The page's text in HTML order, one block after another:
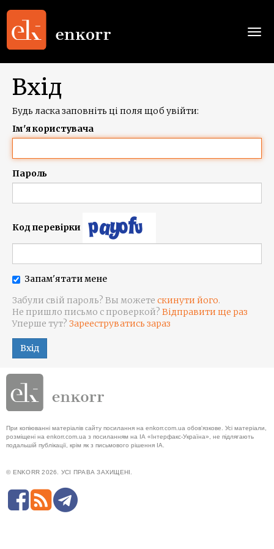
Вхід
Будь ласка заповніть ці поля щоб увійти:
Ім'я користувача
Пароль
Код перевірки
Запам'ятати мене
Забули свій пароль? Вы можете скинути його.
Не пришло письмо с проверкой? Відправити ще раз
Уперше тут? Зарееструватись зараз
Вхід
При копіюванні матеріалів сайту посилання на enkorr.com.ua обов'язкове. Усі матеріали,
розміщені на enkorr.com.ua з посиланням на ІА «Інтерфакс-Україна», не підлягають
подальшій публікації, крім як з письмового рішення ІА.
© ENKORR 2026. УСІ ПРАВА ЗАХИЩЕНІ.